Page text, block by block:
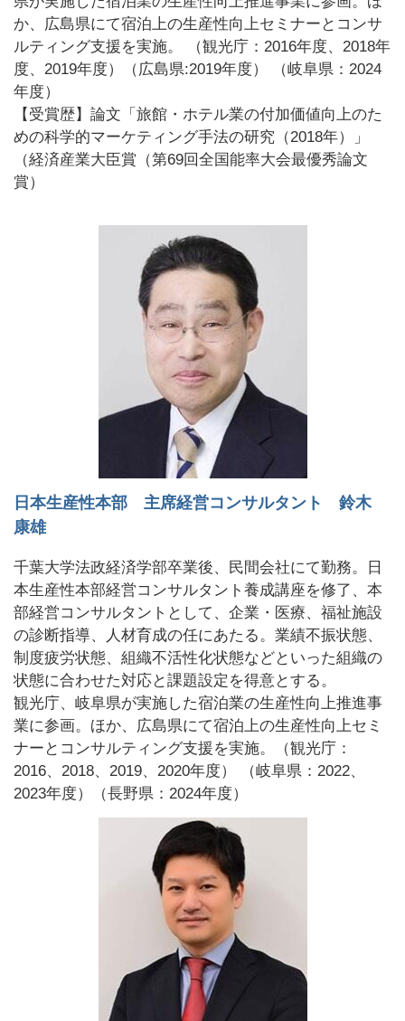
か、広島県にて宿泊上の生産性向上セミナーとコンサ
ルティング支援を実施。 （観光庁：2016年度、2018年
度、2019年度）（広島県:2019年度） （岐阜県：2024
年度）
【受賞歴】論文「旅館・ホテル業の付加価値向上のた
めの科学的マーケティング手法の研究（2018年）」
（経済産業大臣賞（第69回全国能率大会最優秀論文
賞）
日本生産性本部 主席経営コンサルタント 鈴木
康雄
千葉大学法政経済学部卒業後、民間会社にて勤務。日
本生産性本部経営コンサルタント養成講座を修了、本
部経営コンサルタントとして、企業・医療、福祉施設
の診断指導、人材育成の任にあたる。業績不振状態、
制度疲労状態、組織不活性化状態などといった組織の
状態に合わせた対応と課題設定を得意とする。
観光庁、岐阜県が実施した宿泊業の生産性向上推進事
業に参画。ほか、広島県にて宿泊上の生産性向上セミ
ナーとコンサルティング支援を実施。（観光庁：
2016、2018、2019、2020年度） （岐阜県：2022、
2023年度）（長野県：2024年度）